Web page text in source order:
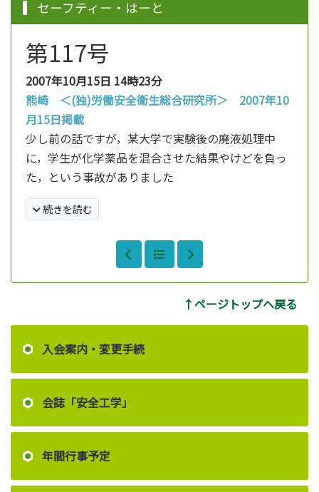
入会案内・変更手続
会誌「安全工学」
年間行事予定
セーフティー・はーと
第117号
2007年10月15日 14時23分
熊崎 ＜(独)労働安全衛生総合研究所＞ 2007年10
月15日掲載
少し前の話ですが，某大学で実験後の廃液処理中
に，学生が化学薬品を混合させた結果やけどを負っ
た，という事故がありました
続きを読む
↑ページトップへ戻る